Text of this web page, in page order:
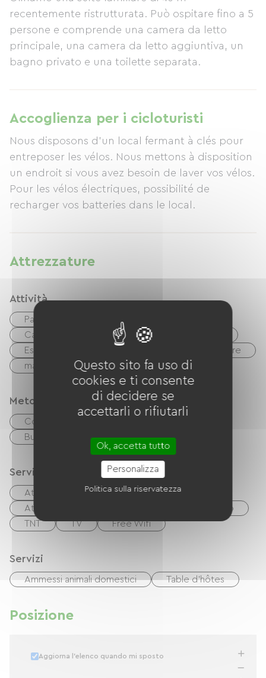
recentemente ristrutturata. Può ospitare fino a 5
persone e comprende una camera da letto
principale, una camera da letto aggiuntiva, un
bagno privato e una toilette separata.
Accoglienza per i cicloturisti
Nous disposons d'un local fermant à clés pour
entreposer les vélos. Nous mettons à disposition
un endroit si vous avez besoin de laver vos vélos.
Pour les vélos électriques, possibilité de
recharger vos batteries dans le local.
Attrezzature
Attività
Parapendio
Campo da tennis
Golf
Escursionismo
Riviere
mare
Metodi di pagamento
Controlli
Buoni vacanza (ANCV)
Servizi
Attrezzatura da stiro
Asciugacapelli
Attrezzature per bambini
Mobili da giardino
TNT
TV Free Wifi
Servizi
Ammessi animali domestici Table d'hôtes
Posizione
Aggiorna l'elenco quando mi sposto
Questo sito fa uso di
cookies e ti consente
di decidere se
accettarli o rifiutarli
Ok, accetta tutto
Personalizza
Politica sulla riservatezza